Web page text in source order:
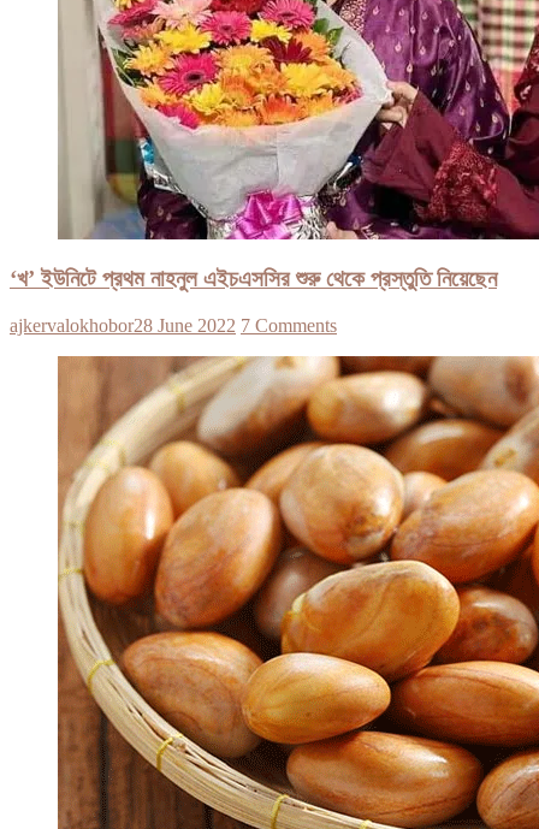
‘খ’ ইউনিটে প্রথম নাহনুল এইচএসসির শুরু থেকে প্রস্তুতি নিয়েছেন
ajkervalokhobor28 June 2022 7 Comments